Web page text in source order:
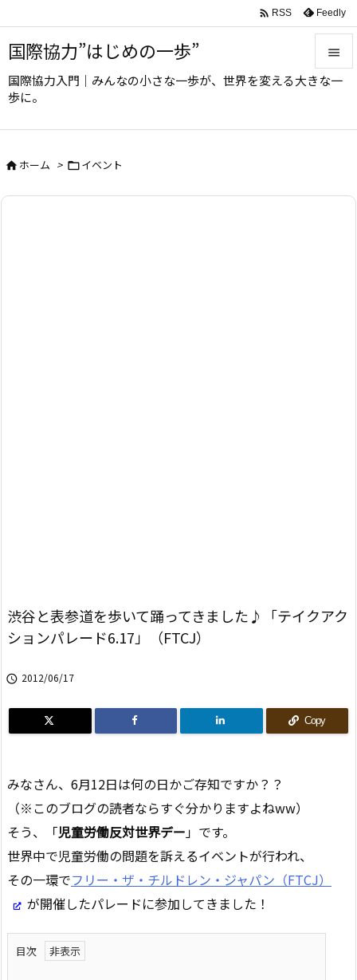
国際協力”はじめの一歩”
国際協力入門｜みんなの小さな一歩が、世界を変える大きな一
歩に。



 RSS Feedly
ホーム > イベント
渋谷と表参道を歩いて踊ってきました♪「テイクアク
ションパレード6.17」（FTCJ）
 2012/06/17
Copy
みなさん、6月12日は何の日かご存知ですか？？
（※このブログの読者ならすぐ分かりますよねww）
そう、「児童労働反対世界デー」です。
世界中で児童労働の問題を訴えるイベントが行われ、
その一環でフリー・ザ・チルドレン・ジャパン（FTCJ）
が開催したパレードに参加してきました！
目次